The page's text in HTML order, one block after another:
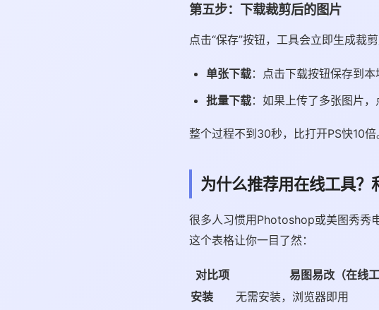
第五步：下载裁剪后的图片
点击“保存”按钮，工具会立即生成裁
单张下载：点击下载按钮保存到本
批量下载：如果上传了多张图片，
整个过程不到30秒，比打开PS快10倍
为什么推荐用在线工具？
很多人习惯用Photoshop或美图秀秀
这个表格让你一目了然：
对比项 易图易改（在线工
安装
无需安装，浏览器即用